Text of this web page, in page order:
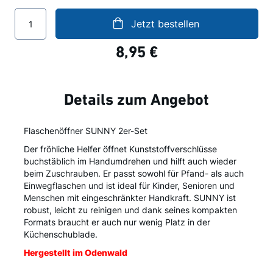
Jetzt bestellen
8,95 €
Details zum Angebot
Flaschenöffner SUNNY 2er-Set
Der fröhliche Helfer öffnet Kunststoffverschlüsse
buchstäblich im Handumdrehen und hilft auch wieder
beim Zuschrauben. Er passt sowohl für Pfand- als auch
Einwegflaschen und ist ideal für Kinder, Senioren und
Menschen mit eingeschränkter Handkraft. SUNNY ist
robust, leicht zu reinigen und dank seines kompakten
Formats braucht er auch nur wenig Platz in der
Küchenschublade.
Hergestellt im Odenwald